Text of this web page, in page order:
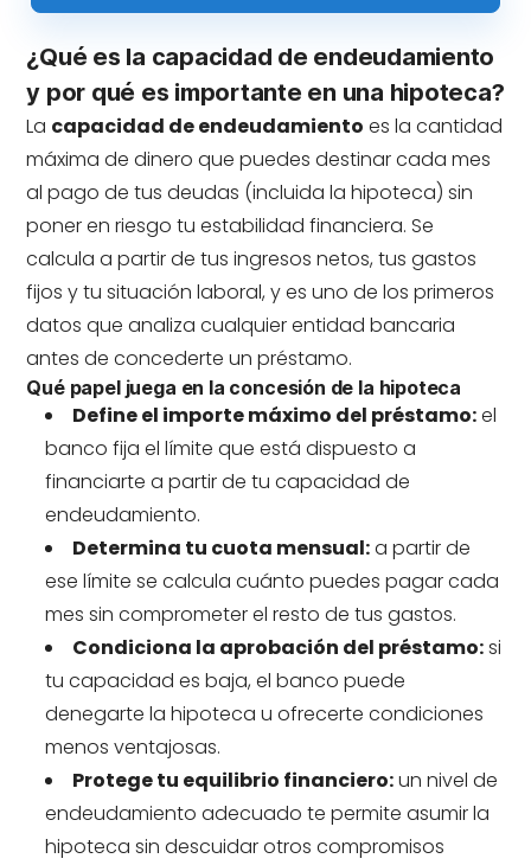
¿Qué es la capacidad de endeudamiento
y por qué es importante en una hipoteca?
La capacidad de endeudamiento es la cantidad
máxima de dinero que puedes destinar cada mes
al pago de tus deudas (incluida la hipoteca) sin
poner en riesgo tu estabilidad financiera. Se
calcula a partir de tus ingresos netos, tus gastos
fijos y tu situación laboral, y es uno de los primeros
datos que analiza cualquier entidad bancaria
antes de concederte un préstamo.
Qué papel juega en la concesión de la hipoteca
Define el importe máximo del préstamo:el
banco fija el límite que está dispuesto a
financiarte a partir de tu capacidad de
endeudamiento.
Determina tu cuota mensual:a partir de
ese límite se calcula cuánto puedes pagar cada
mes sin comprometer el resto de tus gastos.
Condiciona la aprobación del préstamo:si
tu capacidad es baja, el banco puede
denegarte la hipoteca u ofrecerte condiciones
menos ventajosas.
Protege tu equilibrio financiero:un nivel de
endeudamiento adecuado te permite asumir la
hipoteca sin descuidar otros compromisos